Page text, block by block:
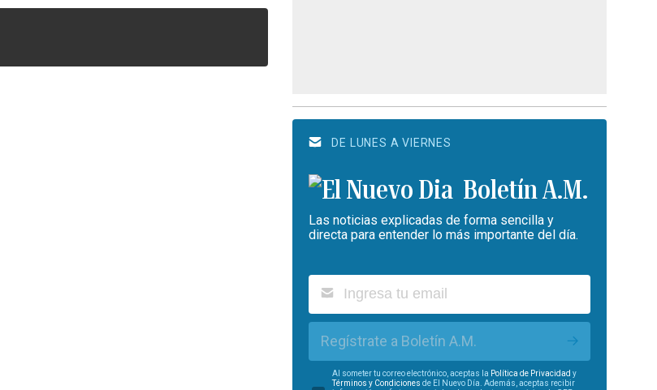
DE LUNES A VIERNES
Boletín A.M.
Las noticias explicadas de forma sencilla y
directa para entender lo más importante del día.
Regístrate a Boletín A.M.
Al someter tu correo electrónico, aceptas la Política de Privacidad y
Términos y Condiciones de El Nuevo Día. Además, aceptas recibir